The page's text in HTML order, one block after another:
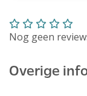
Nog geen
Overige